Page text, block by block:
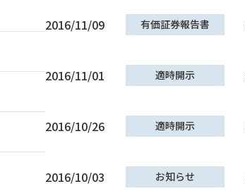
2016/11/09 有価証券報告書
2016/11/01 適時開示
2016/10/26 適時開示
2016/10/03 お知らせ